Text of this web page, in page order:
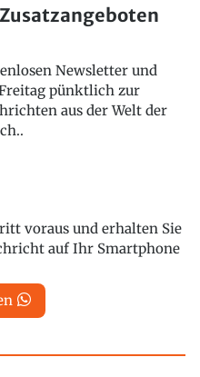
Newsletter und
pünktlich zur
aus der Welt der
voraus und erhalten Sie
auf Ihr Smartphone